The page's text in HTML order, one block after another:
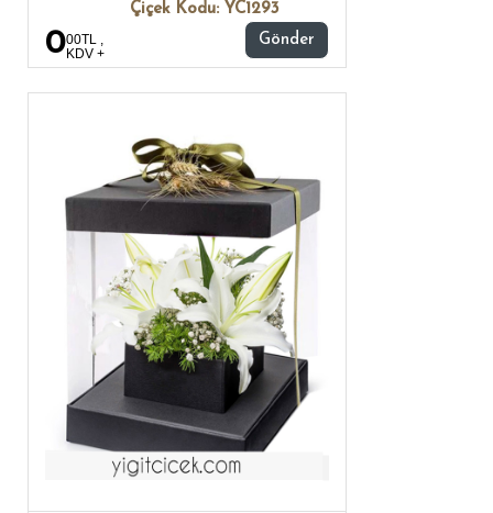
Çiçek Kodu: YC1293
000TL ,
KDV +
Gönder